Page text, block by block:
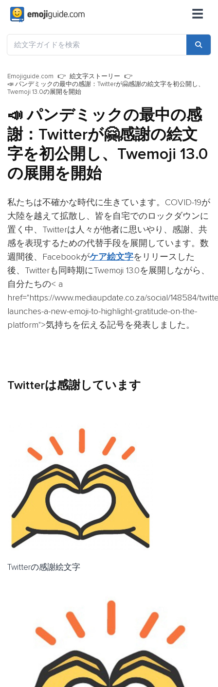
☰
Emojiguide.com
絵文字ストーリー
📣 パンデミックの最中の感謝：Twitterが🤗感謝の絵文字を初公開し、
Twemoji 13.0の展開を開始
📣 パンデミックの最中の感
謝：Twitterが🤗感謝の絵文
字を初公開し、Twemoji 13.0
の展開を開始
私たちは不確かな時代に生きています。COVID-19が
大陸を越えて拡散し、皆を自宅でのロックダウンに
置く中、Twitterは人々が他者に思いやり、感謝、共
感を表現するための代替手段を展開しています。数
週間後、Facebookがケア絵文字をリリースした
後、Twitterも同時期にTwemoji 13.0を展開しながら、
自分たちの< a
href="https://www.mediaupdate.co.za/social/148584/
launches-a-new-emoji-to-highlight-gratitude-on-the-
platform">気持ちを伝える記号を発表しました。
Twitterは感謝しています
Twitterの感謝絵文字